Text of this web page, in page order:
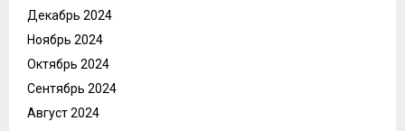
Декабрь 2024
Ноябрь 2024
Октябрь 2024
Сентябрь 2024
Август 2024